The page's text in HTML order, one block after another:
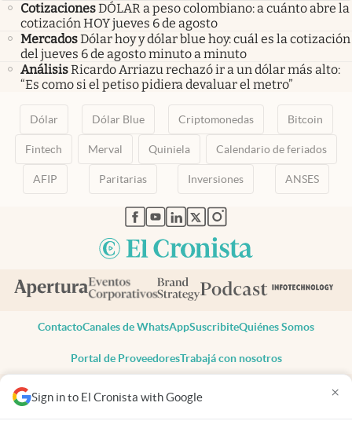
Sign in to El Cronista with Google ×
CotizacionesDÓLAR a peso colombiano: a cuánto abre la
cotización HOY jueves 6 de agosto
MercadosDólar hoy y dólar blue hoy: cuál es la cotización
del jueves 6 de agosto minuto a minuto
AnálisisRicardo Arriazu rechazó ir a un dólar más alto:
“Es como si el petiso pidiera devaluar el metro”
Dólar Dólar Blue Criptomonedas Bitcoin
Fintech Merval Quiniela Calendario de feriados
AFIP Paritarias Inversiones ANSES
abre en nueva pestaña
abre en nueva pestaña
abre en nueva pestaña
abre en nueva pestaña
abre en nueva pestaña
ContactoCanales de WhatsAppSuscribiteQuiénes Somos
Portal de ProveedoresTrabajá con nosotros
Todos los derechos reservados